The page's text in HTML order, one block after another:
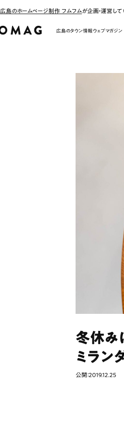
広島のホームページ制作 フムフムが企画・運営して
広島のタウン情報ウェブマガジ
冬休み
ミラン
公開：2019.12.25